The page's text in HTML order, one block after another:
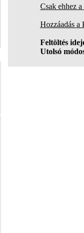
Csak ehhez
Hozzáadás
Feltöltés
Utolsó